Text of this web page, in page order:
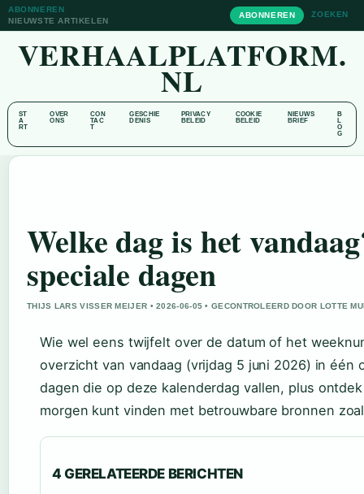
ABONNEREN
NIEUWSTE ARTIKELEN
ABONNEREN ZOEKEN
VERHAALPLATFORM.
NL
ST
A
RT
OVER
ONS
CON
TAC
T
GESCHIE
DENIS
PRIVACY
BELEID
COOKIE
BELEID
NIEUWS
BRIEF
B
L
O
G
Welke dag is het
speciale dagen
THIJS LARS VISSER MEIJER • 2026-06-05 • GECONTROLEERD DOOR LOTTE
Wie wel eens twijfelt over de datum of het
overzicht van vandaag (vrijdag 5 juni 2026) in
dagen die op deze kalenderdag vallen, plus
morgen kunt vinden met betrouwbare bronnen
4 GERELATEERDE BERICHTEN